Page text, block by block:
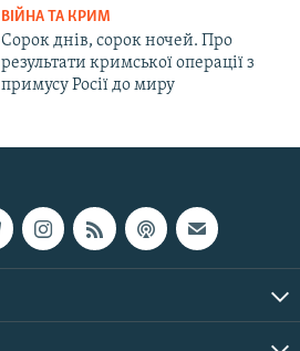
ВІЙНА ТА КРИМ
Сорок днів, сорок ночей. Про
результати кримської операції з
примусу Росії до миру